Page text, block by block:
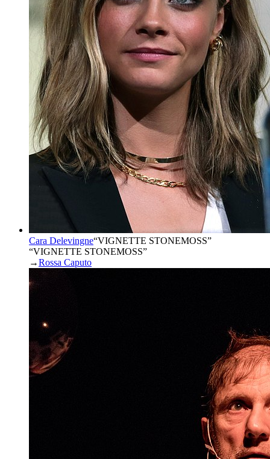
Cara Delevingne“VIGNETTE STONEMOSS”
“VIGNETTE STONEMOSS”
→Rossa Caputo